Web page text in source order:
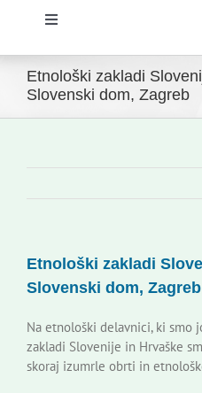
Toggle
Domov
Novice
Kontakti
Novi odmev – naše glasilo
Etnološki zakladi
Slovenski dom, Zagreb
Etnološki zakladi
Slovenski dom, Zagreb
Na etnološki delavnici, ki smo
zakladi Slovenije in Hrvaške
skoraj izumrle obrti in